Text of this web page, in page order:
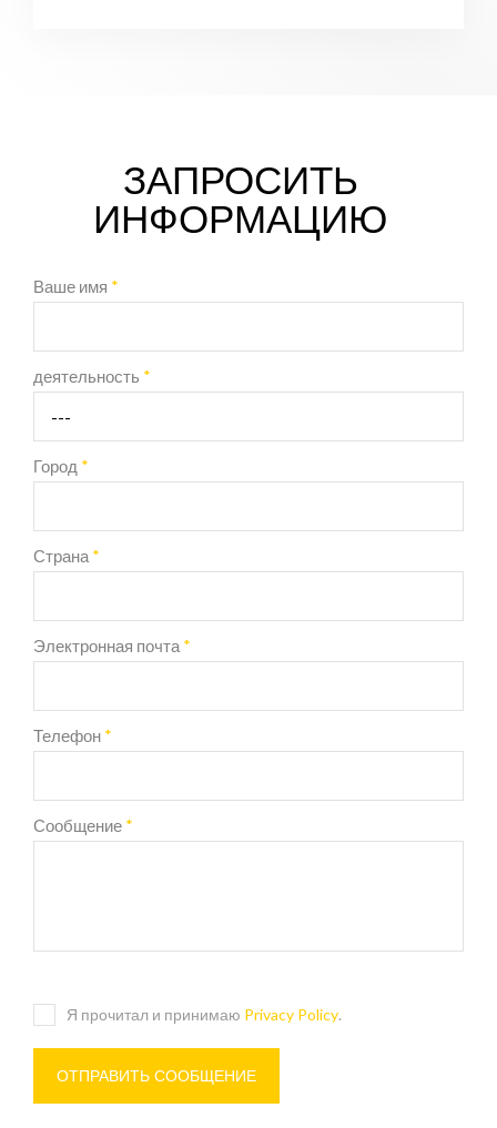
ЗАПРОСИТЬ
ИНФОРМАЦИЮ
Ваше имя *
деятельность *
Город *
Страна *
Электронная почта *
Телефон *
Сообщение *
Я прочитал и принимаю Privacy Policy.